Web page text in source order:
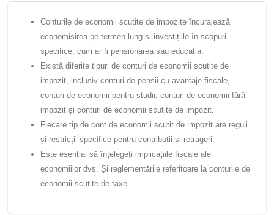
Conturile de economii scutite de impozite încurajează
economisirea pe termen lung și investițiile în scopuri
specifice, cum ar fi pensionarea sau educația.
Există diferite tipuri de conturi de economii scutite de
impozit, inclusiv conturi de pensii cu avantaje fiscale,
conturi de economii pentru studii, conturi de economii fără
impozit și conturi de economii scutite de impozit.
Fiecare tip de cont de economii scutit de impozit are reguli
și restricții specifice pentru contribuții și retrageri.
Este esențial să înțelegeți implicațiile fiscale ale
economiilor dvs. Și reglementările referitoare la conturile de
economii scutite de taxe.